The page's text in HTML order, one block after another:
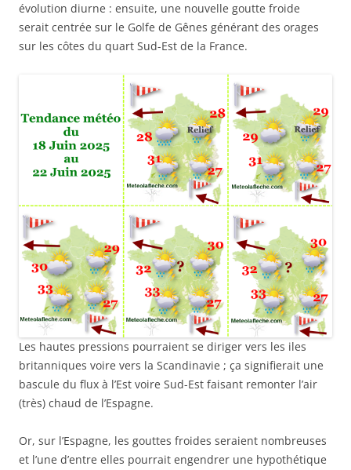
évolution diurne : ensuite, une nouvelle goutte froide
serait centrée sur le Golfe de Gênes générant des orages
sur les côtes du quart Sud-Est de la France.
Les hautes pressions pourraient se diriger vers les iles
britanniques voire vers la Scandinavie ; ça signifierait une
bascule du flux à l’Est voire Sud-Est faisant remonter l’air
(très) chaud de l’Espagne.
Or, sur l’Espagne, les gouttes froides seraient nombreuses
et l’une d’entre elles pourrait engendrer une hypothétique